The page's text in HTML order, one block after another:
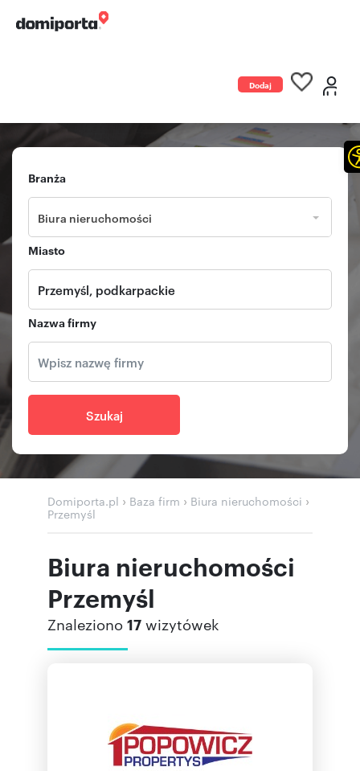
Dodaj
Branża
Biura nieruchomości
Miasto
Nazwa firmy
Szukaj
Domiporta.pl › Baza firm › Biura nieruchomości ›
Przemyśl
Biura nieruchomości
Przemyśl
Znaleziono 17 wizytówek